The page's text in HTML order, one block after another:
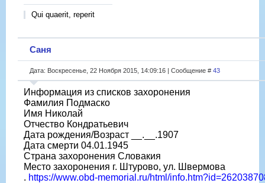
Qui quaerit, reperit
Саня
Дата: Воскресенье, 22 Ноября 2015, 14:09:16 | Сообщение # 43
Информация из списков захоронения
Фамилия Подмаско
Имя Николай
Отчество Кондратьевич
Дата рождения/Возраст __.__.1907
Дата смерти 04.01.1945
Страна захоронения Словакия
Место захоронения г. Штурово, ул. Швермова
. https://www.obd-memorial.ru/html/